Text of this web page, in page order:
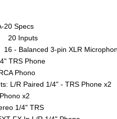
20 Specs
20 Inputs
- Balanced 3-pin XLR
TRS Phone
Phono
L/R Paired 1/4" - TRS Phone x2
x2
1/4" TRS